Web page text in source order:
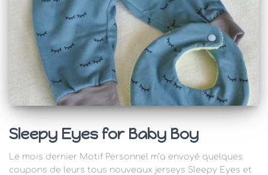
Sleepy Eyes for Baby Boy
Le mois dernier Motif Personnel m’a envoyé quelques
coupons de leurs tous nouveaux jerseys Sleepy Eyes et